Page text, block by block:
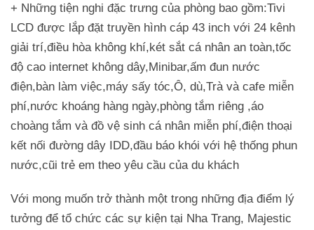
+ Những tiện nghi đặc trưng của phòng bao gồm:Tivi
LCD được lắp đặt truyền hình cáp 43 inch với 24 kênh
giải trí,điều hòa không khí,két sắt cá nhân an toàn,tốc
độ cao internet không dây,Minibar,ấm đun nước
điện,bàn làm việc,máy sấy tóc,Ô, dù,Trà và cafe miễn
phí,nước khoáng hàng ngày,phòng tắm riêng ,áo
choàng tắm và đồ vệ sinh cá nhân miễn phí,điện thoại
kết nối đường dây IDD,đầu báo khói với hệ thống phun
nước,cũi trẻ em theo yêu cầu của du khách
Với mong muốn trở thành một trong những địa điểm lý
tưởng để tổ chức các sự kiện tại Nha Trang, Majestic